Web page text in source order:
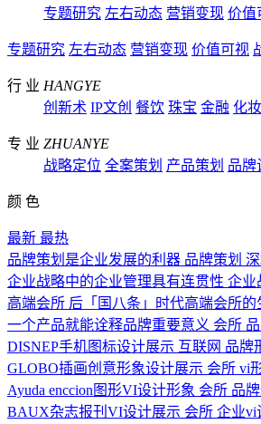
专题研究 左右动态 营销变现 价值
专题研究 左右动态 营销变现 价值可视
行 业 HANGYE
创新术 IP文创 餐饮 珠宝 金融 化
专 业 ZHUANYE
战略定位 全案策划 产品策划 品牌
颜 色
最新 最热
品牌策划是企业发展的利器 品牌策划
企业战略中的企业管理具有连贯性 企业
高端会所 后「国八条」时代高端会所的
一个产品就能诠释品牌重要意义 会所
DISNEP手机图标设计展示 互联网 品牌
GLOBO插画创意形象设计展示 会所 vi
Ayuda enccion图形VI设计形象 会所 品
BAUX杂志报刊VI设计展示 会所 企业vi